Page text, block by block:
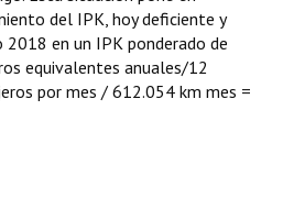
del IPK, hoy deficiente y
en un IPK ponderado de
equivalentes anuales/12
por mes / 612.054 km mes =